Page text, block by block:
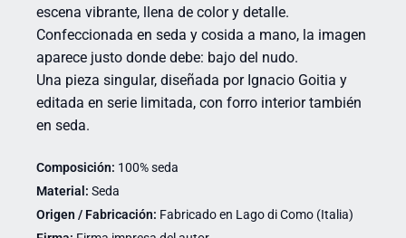
escena vibrante, llena de color y detalle.
Confeccionada en seda y cosida a mano, la imagen
aparece justo donde debe: bajo del nudo.
Una pieza singular, diseñada por Ignacio Goitia y
editada en serie limitada, con forro interior también
en seda.
Composición: 100% seda
Material: Seda
Origen / Fabricación: Fabricado en Lago di Como (Italia)